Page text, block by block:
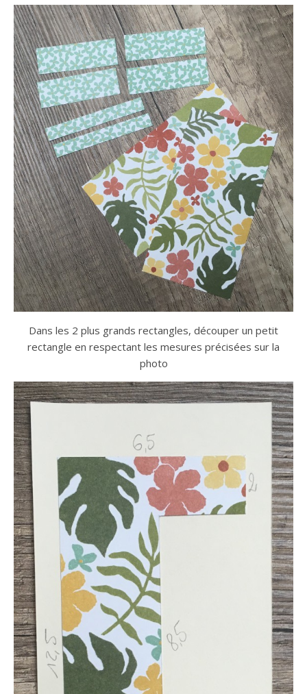
Dans les 2 plus grands rectangles, découper un petit
rectangle en respectant les mesures précisées sur la
photo